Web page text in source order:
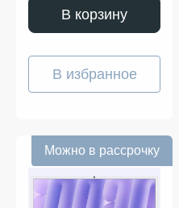
В корзину
В избранное
Можно в рассрочку